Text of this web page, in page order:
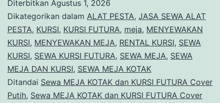
dan
KURSI
FUTURA
Cover
Putih
Jakarta
Diterbitkan Agustus 1, 2026
Dikategorikan dalam ALAT PESTA, JASA SEWA ALAT
PESTA, KURSI, KURSI FUTURA, meja, MENYEWAKAN
KURSI, MENYEWAKAN MEJA, RENTAL KURSI, SEWA
KURSI, SEWA KURSI FUTURA, SEWA MEJA, SEWA
MEJA DAN KURSI, SEWA MEJA KOTAK
Ditandai Sewa MEJA KOTAK dan KURSI FUTURA Cover
Putih, Sewa MEJA KOTAK dan KURSI FUTURA Cover